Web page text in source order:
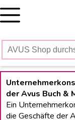
Skip
to
der Avus Buch &
Ein
die Geschäfte der